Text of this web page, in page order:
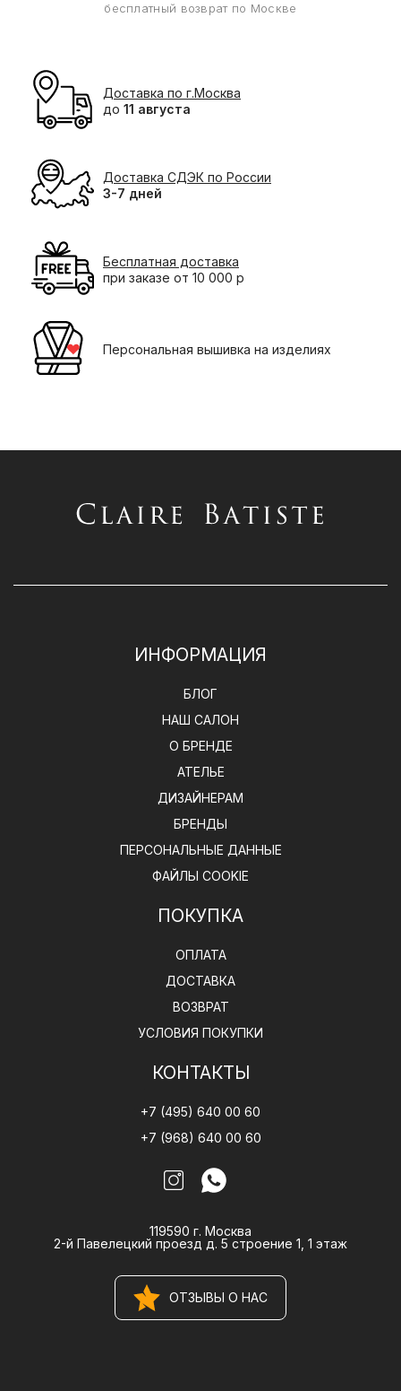
бесплатный возврат по Москве
Доставка по г.Москва
до 11 августа
Доставка СДЭК по России
3-7 дней
Бесплатная доставка
при заказе от 10 000 р
Персональная вышивка на изделиях
ИНФОРМАЦИЯ
БЛОГ
НАШ САЛОН
О БРЕНДЕ
АТЕЛЬЕ
ДИЗАЙНЕРАМ
БРЕНДЫ
ПЕРСОНАЛЬНЫЕ ДАННЫЕ
ФАЙЛЫ COOKIE
ПОКУПКА
ОПЛАТА
ДОСТАВКА
ВОЗВРАТ
УСЛОВИЯ ПОКУПКИ
КОНТАКТЫ
+7 (495) 640 00 60
+7 (968) 640 00 60
119590 г. Москва
2-й Павелецкий проезд д. 5 строение 1, 1 этаж
ОТЗЫВЫ О НАС